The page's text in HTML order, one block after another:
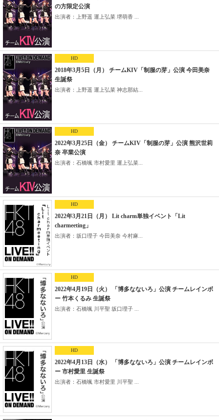
の方限定公演
出演者：上野遥 運上弘菜 堺萌香 ...
HD
2018年3月5日（月） チームKIV「制服の芽」公演 今田美奈
生誕祭
出演者：上野遥 運上弘菜 神志那結...
HD
2022年3月25日（金） チームKIV「制服の芽」公演 熊沢世莉
奈 卒業公演
出演者：石橋颯 市村愛里 運上弘菜...
HD
2022年3月21日（月） Lit charm単独イベント「Lit
charmeeting」
出演者：坂口理子 今田美奈 今村麻...
HD
2022年4月19日（火） 「博多なないろ」公演 チームレインボ
ー 竹本くるみ 生誕祭
出演者：石橋颯 川平聖 坂口理子 ...
HD
2022年4月13日（水） 「博多なないろ」公演 チームレインボ
ー 市村愛里 生誕祭
出演者：石橋颯 市村愛里 川平聖 ...